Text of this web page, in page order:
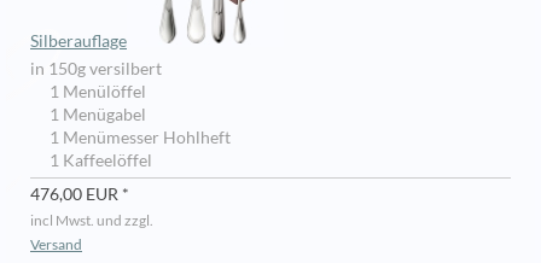
Silberauflage
in 150g versilbert
1 Menülöffel
1 Menügabel
1 Menümesser Hohlheft
1 Kaffeelöffel
476,00 EUR *
incl Mwst. und zzgl.
Versand